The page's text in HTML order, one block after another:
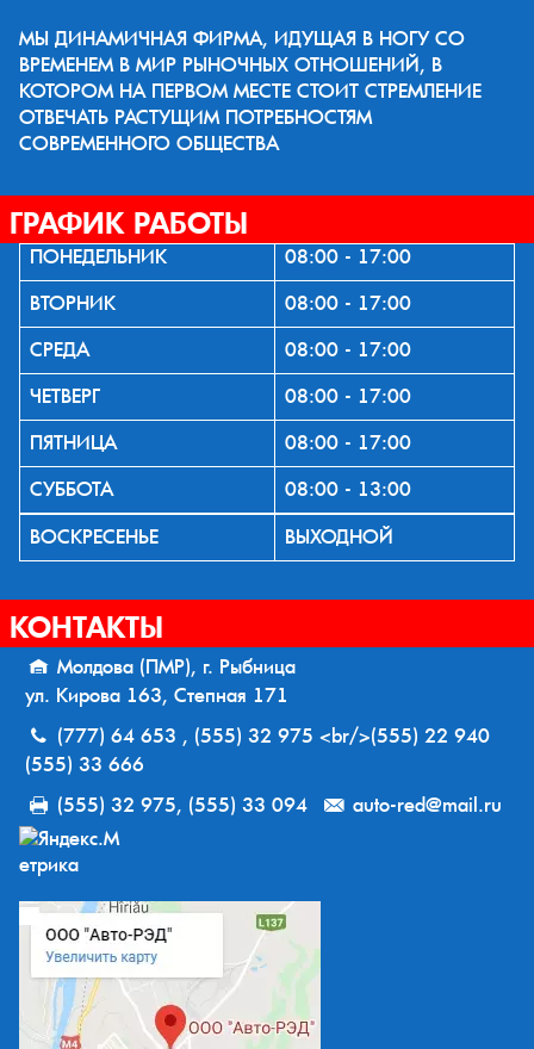
МЫ ДИНАМИЧНАЯ ФИРМА, ИДУЩАЯ В НОГУ СО
ВРЕМЕНЕМ В МИР РЫНОЧНЫХ ОТНОШЕНИЙ, В
КОТОРОМ НА ПЕРВОМ МЕСТЕ СТОИТ СТРЕМЛЕНИЕ
ОТВЕЧАТЬ РАСТУЩИМ ПОТРЕБНОСТЯМ
СОВРЕМЕННОГО ОБЩЕСТВА
ГРАФИК РАБОТЫ
ПОНЕДЕЛЬНИК
08:00 - 17:00
ВТОРНИК
08:00 - 17:00
СРЕДА
08:00 - 17:00
ЧЕТВЕРГ
08:00 - 17:00
ПЯТНИЦА
08:00 - 17:00
СУББОТА
08:00 - 13:00
ВОСКРЕСЕНЬЕ
ВЫХОДНОЙ
КОНТАКТЫ
Молдова (ПМР), г. Рыбница
ул. Кирова 163, Степная 171
(777) 64 653 , (555) 32 975 <br/>(555) 22 940
(555) 33 666
(555) 32 975, (555) 33 094
auto-red@mail.ru